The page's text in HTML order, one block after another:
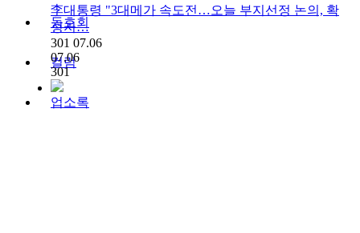
동호회
컬럼
업소록
李대통령 "3대메가 속도전…오늘 부지선정 논의, 확
정지…
301 07.06
07.06
301